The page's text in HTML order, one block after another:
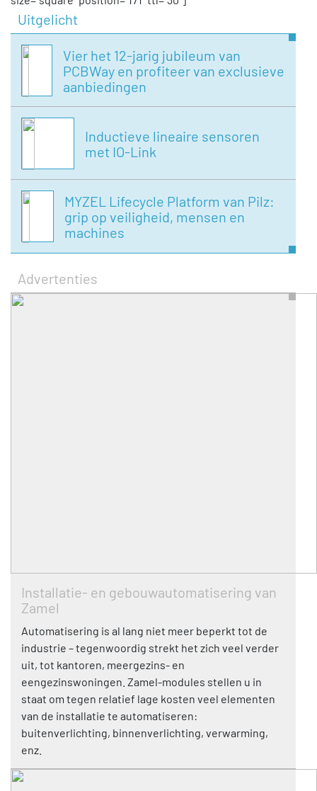
Uitgelicht
Vier het 12-jarig jubileum van
PCBWay en profiteer van exclusieve
aanbiedingen
Inductieve lineaire sensoren
met IO-Link
MYZEL Lifecycle Platform van Pilz:
grip op veiligheid, mensen en
machines
Advertenties
Installatie- en gebouwautomatisering van
Zamel
Automatisering is al lang niet meer beperkt tot de
industrie – tegenwoordig strekt het zich veel verder
uit, tot kantoren, meergezins- en
eengezinswoningen. Zamel-modules stellen u in
staat om tegen relatief lage kosten veel elementen
van de installatie te automatiseren:
buitenverlichting, binnenverlichting, verwarming,
enz.